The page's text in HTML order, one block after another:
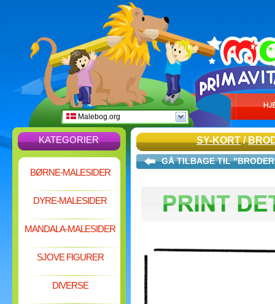
Malebog.org
KATEGORIER
BØRNE-MALESIDER
DYRE-MALESIDER
MANDALA-MALESIDER
SJOVE FIGURER
DIVERSE
SY-KORT/
GÅ TILBAGE TIL